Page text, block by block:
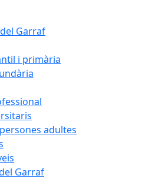
Garraf
i primària
adultes
Garraf